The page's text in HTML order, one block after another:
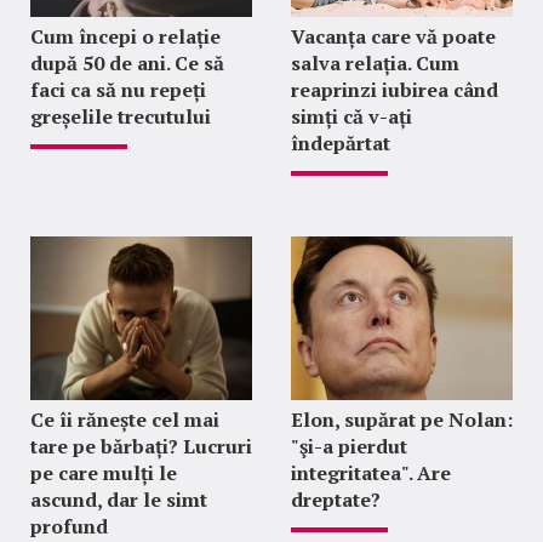
Cum începi o relație
după 50 de ani. Ce să
faci ca să nu repeți
greșelile trecutului
Vacanța care vă poate
salva relația. Cum
reaprinzi iubirea când
simți că v-ați
îndepărtat
Ce îi rănește cel mai
tare pe bărbați? Lucruri
pe care mulți le
ascund, dar le simt
profund
Elon, supărat pe Nolan:
"şi-a pierdut
integritatea". Are
dreptate?